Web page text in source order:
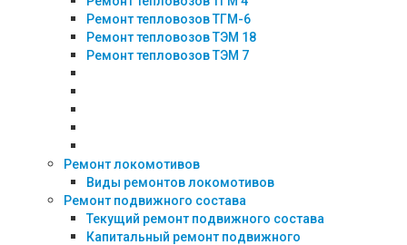
Ремонт тепловозов ТГМ-6
Ремонт тепловозов ТЭМ 18
Ремонт тепловозов ТЭМ 7
Ремонт локомотивов
Виды ремонтов локомотивов
Ремонт подвижного состава
Текущий ремонт подвижного состава
Капитальный ремонт подвижного